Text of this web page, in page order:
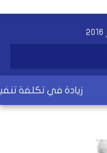
12 % زيادة في تكلفة